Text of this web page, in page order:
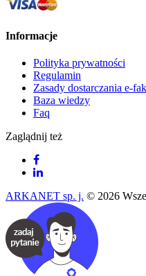
Informacje
Polityka prywatności
Regulamin
Zasady dostarczania e-
Baza wiedzy
Faq
Zaglądnij też
ARKANET sp. j. © 2026